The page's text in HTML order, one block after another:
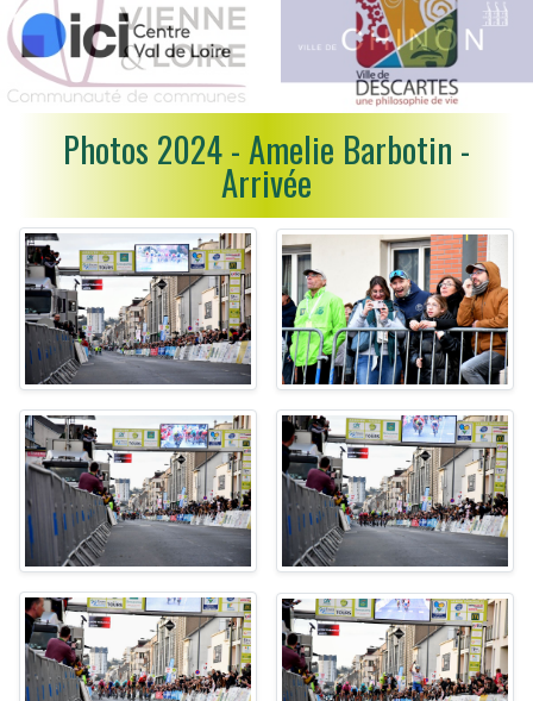
Photos 2024 - Amelie Barbotin -
Arrivée